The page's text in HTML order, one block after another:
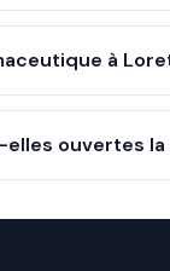
à
ouvertes